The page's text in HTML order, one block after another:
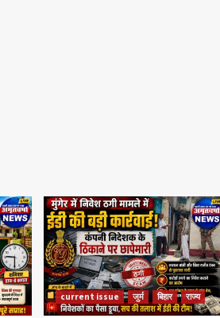
current issue जुर्म बिहार राज्य